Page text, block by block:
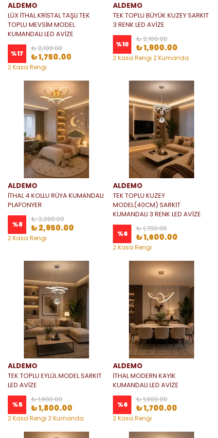
ALDEMO
LÜX İTHAL KRİSTAL TAŞLI TEK
TOPLU MEVSİM MODEL
KUMANDALI LED AVİZE
%17
₺ 2,100.00
₺ 1,750.00
2 Kasa Rengi
ALDEMO
TEK TOPLU BÜYÜK KUZEY SARKIT
3 RENK LED AVİZE
%10
₺ 2,100.00
₺ 1,900.00
2 Kasa Rengi 2 Kumanda
ALDEMO
İTHAL 4 KOLLU RÜYA KUMANDALI
PLAFONYER
%8
₺ 3,200.00
₺ 2,950.00
2 Kasa Rengi
ALDEMO
TEK TOPLU KUZEY
MODEL(40CM) SARKIT
KUMANDALI 3 RENK LED AVİZE
%6
₺ 1,700.00
₺ 1,600.00
2 Kasa Rengi
ALDEMO
TEK TOPLU EYLÜL MODEL SARKIT
LED AVİZE
%5
₺ 1,900.00
₺ 1,800.00
2 Kasa Rengi 2 Kumanda
ALDEMO
İTHAL MODERN KAYIK
KUMANDALI LED AVİZE
%6
₺ 1,800.00
₺ 1,700.00
2 Kasa Rengi